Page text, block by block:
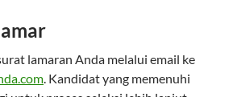
lamaran Anda melalui email ke
. Kandidat yang memenuhi